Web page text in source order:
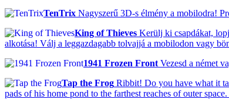
TenTrix Nagyszerű 3D-s élmény a mobilodra!
King of Thieves Kerülj ki csapdákat,
alkotása! Válj a leggazdagabb tolvajjá a mobilodon vagy
1941 Frozen Front Vezesd a német
Tap the Frog Ribbit! Do you have what it
pads of his home pond to the farthest reaches of outer